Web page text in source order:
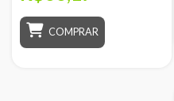
COMPRAR